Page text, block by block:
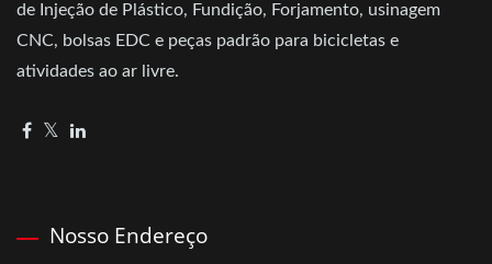
de Injeção de Plástico, Fundição, Forjamento, usinagem
CNC, bolsas EDC e peças padrão para bicicletas e
atividades ao ar livre.
Nosso Endereço